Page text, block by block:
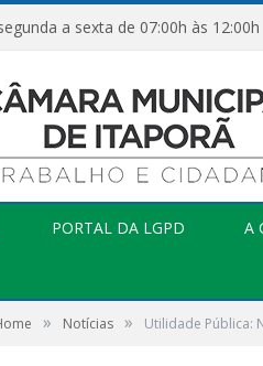
a sexta de 07:00h às
PORTAL DA LGPD A
» Notícias » Utilidade Pública: